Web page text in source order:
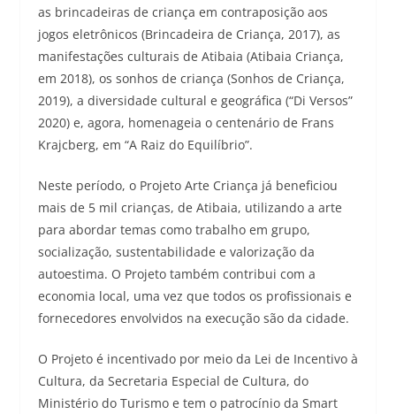
as brincadeiras de criança em contraposição aos
jogos eletrônicos (Brincadeira de Criança, 2017), as
manifestações culturais de Atibaia (Atibaia Criança,
em 2018), os sonhos de criança (Sonhos de Criança,
2019), a diversidade cultural e geográfica (“Di Versos”
2020) e, agora, homenageia o centenário de Frans
Krajcberg, em “A Raiz do Equilíbrio”.
Neste período, o Projeto Arte Criança já beneficiou
mais de 5 mil crianças, de Atibaia, utilizando a arte
para abordar temas como trabalho em grupo,
socialização, sustentabilidade e valorização da
autoestima. O Projeto também contribui com a
economia local, uma vez que todos os profissionais e
fornecedores envolvidos na execução são da cidade.
O Projeto é incentivado por meio da Lei de Incentivo à
Cultura, da Secretaria Especial de Cultura, do
Ministério do Turismo e tem o patrocínio da Smart